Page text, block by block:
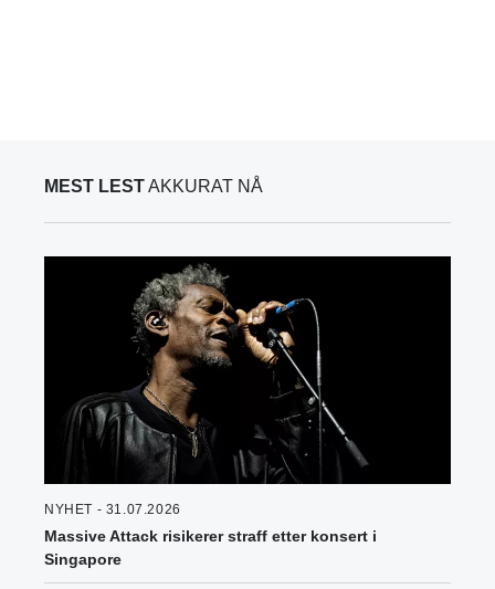
MEST LESTAKKURAT NÅ
NYHET - 31.07.2026
Massive Attack risikerer straff etter konsert i
Singapore